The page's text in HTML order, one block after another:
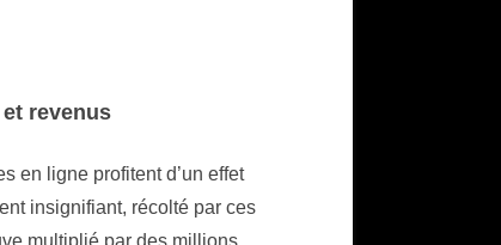
revenus
en ligne profitent d’un effet
insignifiant, récolté par ces
multiplié par des millions